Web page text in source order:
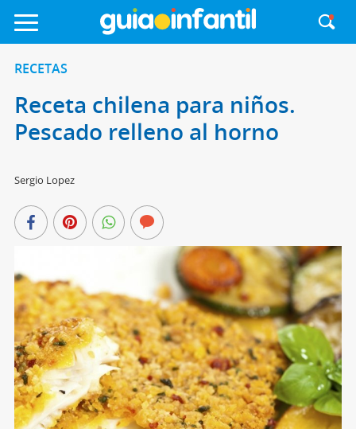
RECETAS
Receta chilena para niños.
Pescado relleno al horno
Sergio Lopez